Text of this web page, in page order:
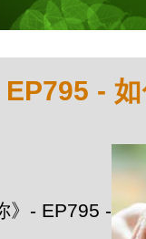
EP795 -
》- EP795 -